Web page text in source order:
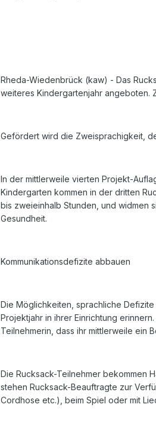
Rheda-Wiedenbrück (kaw) - Das
weiteres Kindergartenjahr angeboten.
Gefördert wird die Zweisprachigkeit,
In der mittlerweile vierten Projekt-
Kindergarten kommen in der dritten
bis zweieinhalb Stunden, und widmen
Gesundheit.
Kommunikationsdefizite abbauen
Die Möglichkeiten, sprachliche
Projektjahr in ihrer Einrichtung
Teilnehmerin, dass ihr mittlerweile ein
Die Rucksack-Teilnehmer bekommen
stehen Rucksack-Beauftragte zur
Cordhose etc.), beim Spiel oder mit